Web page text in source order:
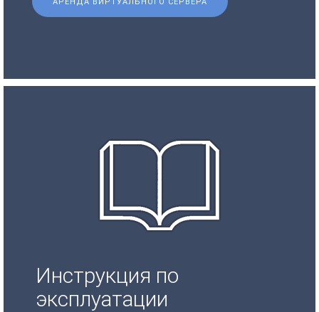
Инструкция по
эксплуатации